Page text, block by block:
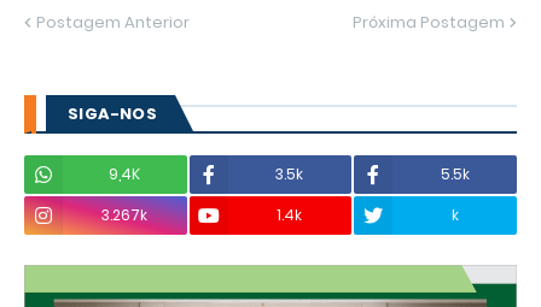
Postagem Anterior Próxima Postagem
SIGA-NOS
9,4K 3.5k
5.5k
3.267k
1.4k k